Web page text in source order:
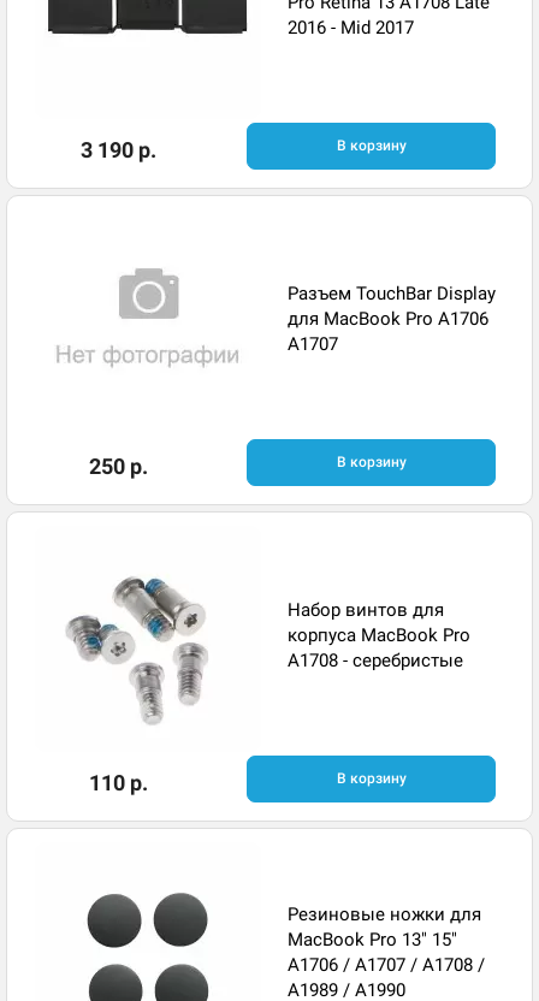
2016 - Mid 2017
3 190 р. В корзину
Разъем TouchBar Display
для MacBook Pro A1706
A1707
250 р. В корзину
Набор винтов для
корпуса MacBook Pro
A1708 - серебристые
110 р. В корзину
Резиновые ножки для
MacBook Pro 13" 15"
A1706 / A1707 / A1708 /
A1989 / A1990